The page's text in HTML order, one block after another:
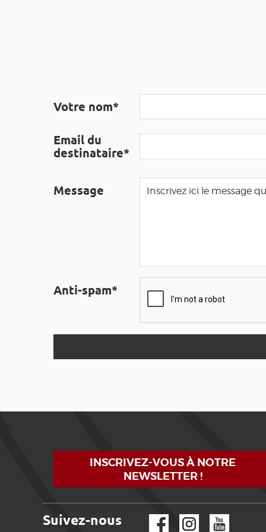
Votre nom*
Email du
destinataire*
Message
Anti-spam*
INSCRIVEZ-VOUS À NOTRE
NEWSLETTER !
Suivez-nous